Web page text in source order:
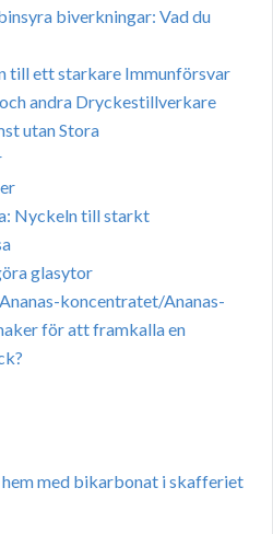
biverkningar: Vad du
till ett starkare Immunförsvar
andra Dryckestillverkare
utan Stora
Nyckeln till starkt
glasytor
koncentratet/Ananas-
för att framkalla en
hem med bikarbonat i skafferiet